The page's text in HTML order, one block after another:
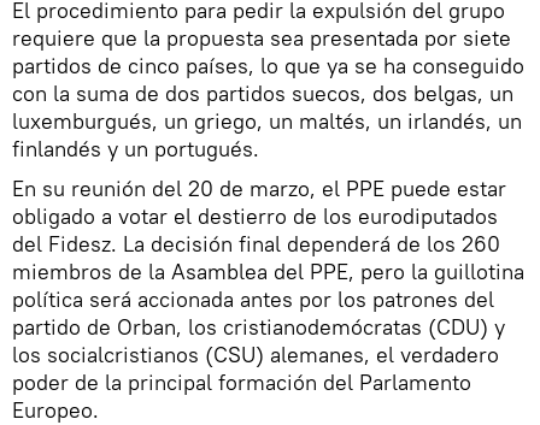
El procedimiento para pedir la expulsión del grupo
requiere que la propuesta sea presentada por siete
partidos de cinco países, lo que ya se ha conseguido
con la suma de dos partidos suecos, dos belgas, un
luxemburgués, un griego, un maltés, un irlandés, un
finlandés y un portugués.
En su reunión del 20 de marzo, el PPE puede estar
obligado a votar el destierro de los eurodiputados
del Fidesz. La decisión final dependerá de los 260
miembros de la Asamblea del PPE, pero la guillotina
política será accionada antes por los patrones del
partido de Orban, los cristianodemócratas (CDU) y
los socialcristianos (CSU) alemanes, el verdadero
poder de la principal formación del Parlamento
Europeo.